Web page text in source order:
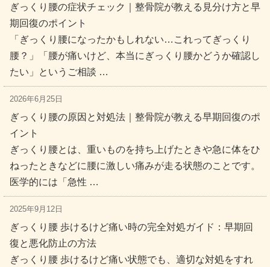
ぎっくり腰の症状チェック｜整骨院が教える見分け方と早
期回復のポイント
「ぎっくり腰になったかもしれない…これってぎっくり
腰？」「腰が痛いけど、本当にぎっくり腰かどうか確認し
たい」というご相談 …
2026年6月25日
ぎっくり腰の原因と対処法｜整骨院が教える早期回復のポ
イント
ぎっくり腰とは、重いものを持ち上げたときや急に体をひ
ねったときなどに腰に激しい痛みが走る状態のことです。
医学的には「急性 …
2025年9月12日
ぎっくり腰 歩けるけど痛い時の完全対処ガイド：早期回
復と悪化防止の方法
ぎっくり腰 歩けるけど痛い状態でも、適切な対処をすれ